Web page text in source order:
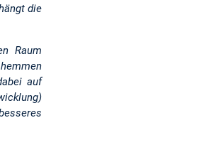
die
Raum
auf